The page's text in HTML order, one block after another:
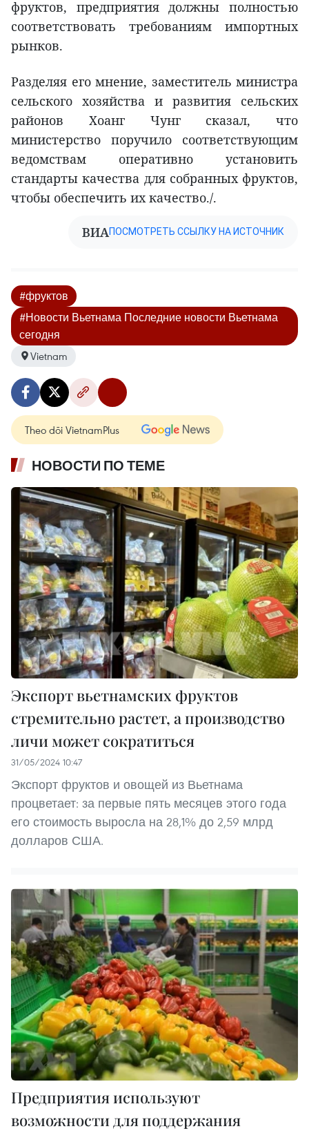
фруктов, предприятия должны полностью
соответствовать требованиям импортных
рынков.
Разделяя его мнение, заместитель министра
сельского хозяйства и развития сельских
районов Хоанг Чунг сказал, что
министерство поручило соответствующим
ведомствам оперативно установить
стандарты качества для собранных фруктов,
чтобы обеспечить их качество./.
ВИАПОСМОТРЕТЬ ССЫЛКУ НА ИСТОЧНИК
#фруктов
#Новости Вьетнама Последние новости Вьетнама
сегодня
Vietnam
Theo dõi VietnamPlus
НОВОСТИ ПО ТЕМЕ
Экспорт вьетнамских фруктов
стремительно растет, а производство
личи может сократиться
31/05/2024 10:47
Экспорт фруктов и овощей из Вьетнама
процветает: за первые пять месяцев этого года
его стоимость выросла на 28,1% до 2,59 млрд
долларов США.
Предприятия используют
возможности для поддержания